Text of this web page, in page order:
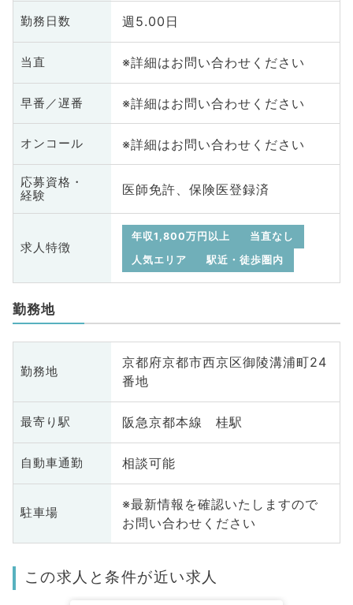
勤務日数 週5.00日
当直 ※詳細はお問い合わせください
早番／遅番 ※詳細はお問い合わせください
オンコール ※詳細はお問い合わせください
応募資格・
経験
医師免許、保険医登録済
求人特徴
年収1,800万円以上
当直なし
人気エリア
駅近・徒歩圏内
勤務地
勤務地
京都府京都市西京区御陵溝浦町24
番地
最寄り駅 阪急京都本線 桂駅
自動車通勤 相談可能
駐車場
※最新情報を確認いたしますので
お問い合わせください
この求人と条件が近い求人